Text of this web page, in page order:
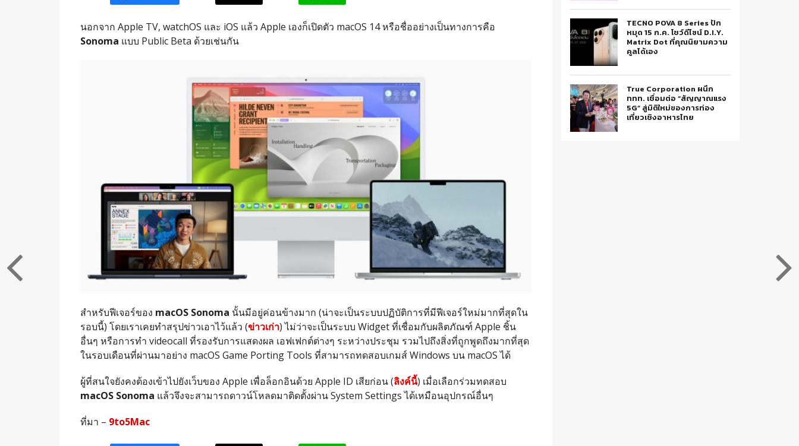
นอกจาก Apple TV, watchOS และ iOS แล้ว Apple เองก็เปิดตัว macOS 14 หรือชื่ออย่างเป็นทางการคือ
Sonoma แบบ Public Beta ด้วยเช่นกัน
สำหรับฟีเจอร์ของ macOS Sonoma นั้นมีอยู่ค่อนข้างมาก (น่าจะเป็นระบบปฏิบัติการที่มีฟีเจอร์ใหม่มากที่สุดใน
รอบนี้) โดยเราเคยทำสรุปข่าวเอาไว้แล้ว (ข่าวเก่า) ไม่ว่าจะเป็นระบบ Widget ที่เชื่อมกับผลิตภัณฑ์ Apple ชิ้น
อื่นๆ หรือการทำ videocall ที่รองรับการแสดงผล เอฟเฟกต์ต่างๆ ระหว่างประชุม รวมไปถึงสิ่งที่ถูกพูดถึงมากที่สุด
ในรอบเดือนที่ผ่านมาอย่าง macOS Game Porting Tools ที่สามารถทดสอบเกมส์ Windows บน macOS ได้
ผู้ที่สนใจยังคงต้องเข้าไปยังเว็บของ Apple เพื่อล็อกอินด้วย Apple ID เสียก่อน (ลิงค์นี้) เมื่อเลือกร่วมทดสอบ
macOS Sonoma แล้วจึงจะสามารถดาวน์โหลดมาติดตั้งผ่าน System Settings ได้เหมือนอุปกรณ์อื่นๆ
ที่มา – 9to5Mac
TECNO POVA 8 Series ปัก
หมุด 15 ก.ค. โชว์ดีไซน์ D.I.Y.
Matrix Dot ที่คุณนิยามความ
คูลได้เอง
True Corporation ผนึก
ททท. เชื่อมต่อ “สัญญาณแรง
5G” สู่มิติใหม่ของการท่อง
เที่ยวเชิงอาหารไทย